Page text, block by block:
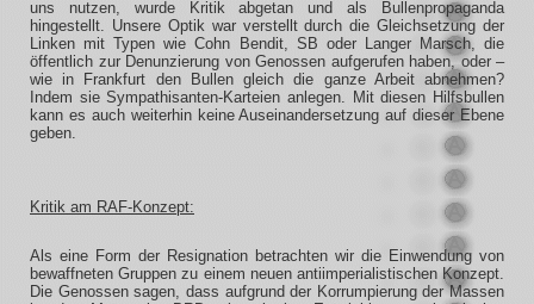
uns nutzen, wurde Kritik abgetan und als Bullenpropaganda
hingestellt. Unsere Optik war verstellt durch die Gleichsetzung der
Linken mit Typen wie Cohn Bendit, SB oder Langer Marsch, die
öffentlich zur Denunzierung von Genossen aufgerufen haben, oder –
wie in Frankfurt den Bullen gleich die ganze Arbeit abnehmen?
Indem sie Sympathisanten-Karteien anlegen. Mit diesen Hilfsbullen
kann es auch weiterhin keine Auseinandersetzung auf dieser Ebene
geben.
Kritik am RAF-Konzept:
Als eine Form der Resignation betrachten wir die Einwendung von
bewaffneten Gruppen zu einem neuen antiimperialistischen Konzept.
Die Genossen sagen, dass aufgrund der Korrumpierung der Massen